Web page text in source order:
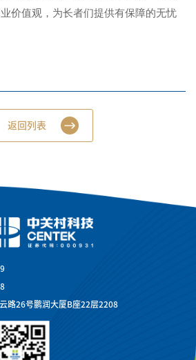
价值观，为长者们提供有保障的无忧
返回列表
路26号鹏润大厦B座22层2208